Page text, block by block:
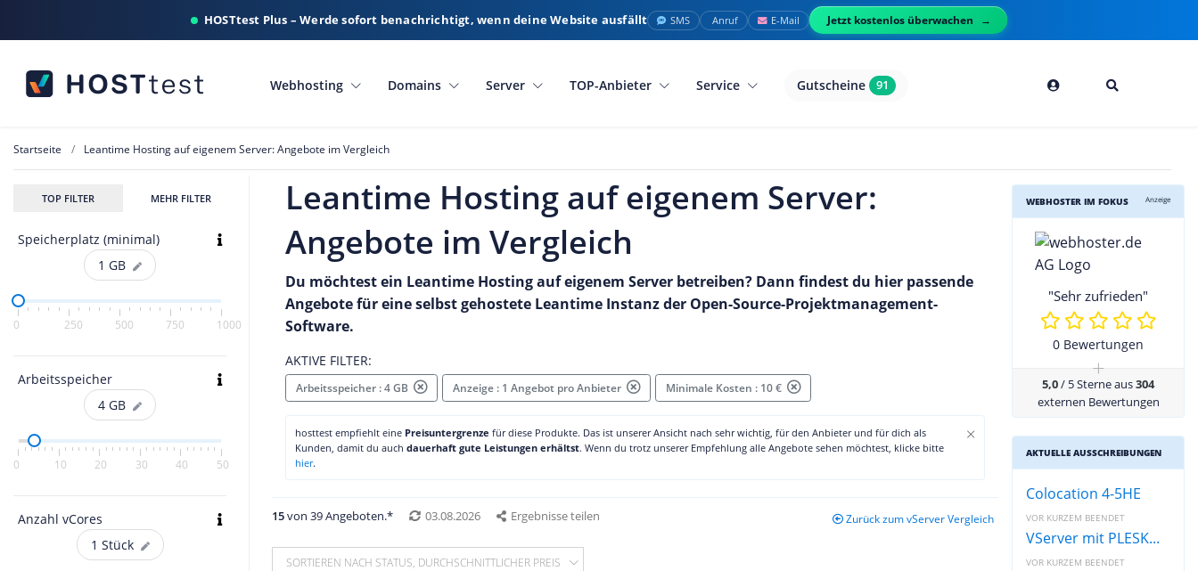
HOSTtest Plus – Werde sofort benachrichtigt, wenn deine Website ausfällt SMS Anruf E-Mail Jetzt kostenlos überwachen
Webhosting Domains Server TOP-Anbieter Service Gutscheine 91
Startseite Leantime Hosting auf eigenem Server: Angebote im Vergleich
TOP FILTER MEHR FILTER
Speicherplatz (minimal)
1 GB
0 250 500 750 1000
Arbeitsspeicher
4 GB
0 10 20 30 40 50
Anzahl vCores
1 Stück
Leantime Hosting auf eigenem Server:
Angebote im Vergleich
Du möchtest ein Leantime Hosting auf eigenem Server betreiben? Dann findest du hier passende
Angebote für eine selbst gehostete Leantime Instanz der Open-Source-Projektmanagement-
Software.
AKTIVE FILTER:
Arbeitsspeicher : 4 GB Anzeige : 1 Angebot pro Anbieter Minimale Kosten : 10 €
×
hosttest empfiehlt eine Preisuntergrenze für diese Produkte. Das ist unserer Ansicht nach sehr wichtig, für den Anbieter und für dich als
Kunden, damit du auch dauerhaft gute Leistungen erhältst. Wenn du trotz unserer Empfehlung alle Angebote sehen möchtest, klicke bitte
hier.
15von 39 Angeboten.* 03.08.2026 Ergebnisse teilen Zurück zum vServer Vergleich
SORTIEREN NACH STATUS, DURCHSCHNITTLICHER PREIS
WEBHOSTER IM FOKUS Anzeige
"Sehr zufrieden"
0 Bewertungen
+
5,0/ 5 Sterne aus304
externen Bewertungen
AKTUELLE AUSSCHREIBUNGEN
Colocation 4-5HE
VOR KURZEM BEENDET
VServer mit PLESK...
VOR KURZEM BEENDET